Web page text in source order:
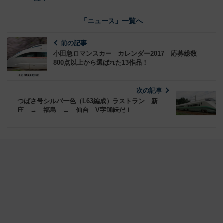
「ニュース」一覧へ
前の記事
小田急ロマンスカー カレンダー2017 応募総数
800点以上から選ばれた13作品！
次の記事
つばさ号シルバー色（L63編成）ラストラン 新
庄 → 福島 → 仙台 V字運転だ！